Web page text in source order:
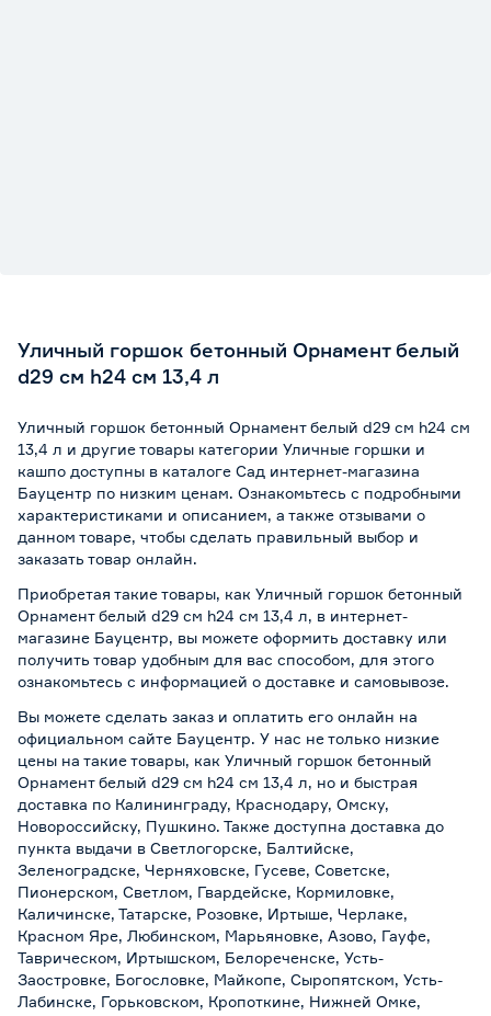
Уличный горшок бетонный Орнамент белый
d29 см h24 см 13,4 л
Уличный горшок бетонный Орнамент белый d29 см h24 см
13,4 л и другие товары категории Уличные горшки и
кашпо доступны в каталоге Сад интернет-магазина
Бауцентр по низким ценам. Ознакомьтесь с подробными
характеристиками и описанием, а также отзывами о
данном товаре, чтобы сделать правильный выбор и
заказать товар онлайн.
Приобретая такие товары, как Уличный горшок бетонный
Орнамент белый d29 см h24 см 13,4 л, в интернет-
магазине Бауцентр, вы можете оформить доставку или
получить товар удобным для вас способом, для этого
ознакомьтесь с информацией о доставке и самовывозе.
Вы можете сделать заказ и оплатить его онлайн на
официальном сайте Бауцентр. У нас не только низкие
цены на такие товары, как Уличный горшок бетонный
Орнамент белый d29 см h24 см 13,4 л, но и быстрая
доставка по Калининграду, Краснодару, Омску,
Новороссийску, Пушкино. Также доступна доставка до
пункта выдачи в Светлогорске, Балтийске,
Зеленоградске, Черняховске, Гусеве, Советске,
Пионерском, Светлом, Гвардейске, Кормиловке,
Каличинске, Татарске, Розовке, Иртыше, Черлаке,
Красном Яре, Любинском, Марьяновке, Азово, Гауфе,
Таврическом, Иртышском, Белореченске, Усть-
Заостровке, Богословке, Майкопе, Сыропятском, Усть-
Лабинске, Горьковском, Кропоткине, Нижней Омке,